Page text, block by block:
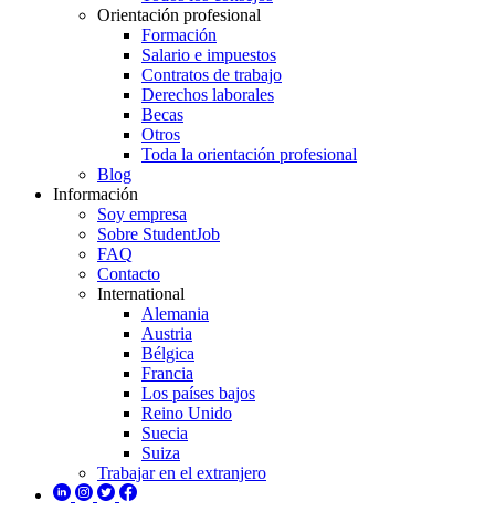
Orientación profesional
Formación
Salario e impuestos
Contratos de trabajo
Derechos laborales
Becas
Otros
Toda la orientación profesional
Blog
Información
Soy empresa
Sobre StudentJob
FAQ
Contacto
International
Alemania
Austria
Bélgica
Francia
Los países bajos
Reino Unido
Suecia
Suiza
Trabajar en el extranjero